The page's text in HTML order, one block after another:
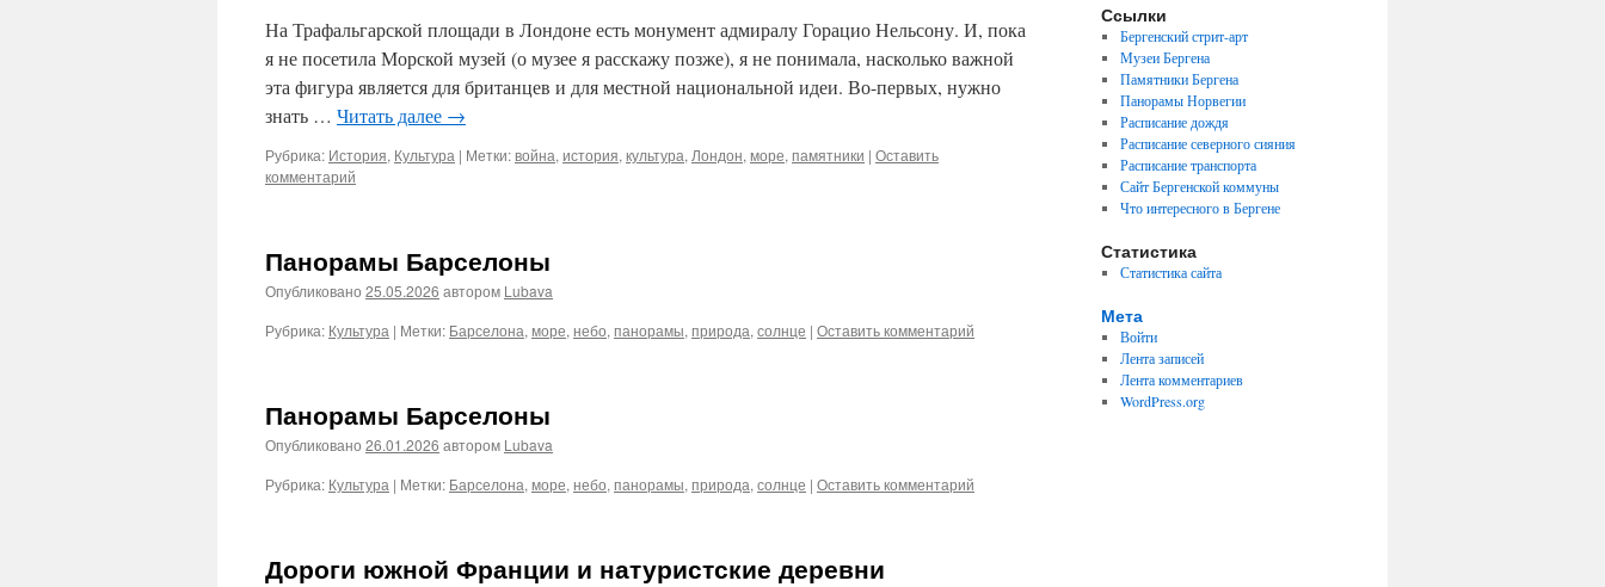
На Трафальгарской площади в Лондоне есть монумент адмиралу Горацио Нельсону. И, пока
я не посетила Морской музей (о музее я расскажу позже), я не понимала, насколько важной
эта фигура является для британцев и для местной национальной идеи. Во-первых, нужно
знать … Читать далее →
Рубрика: История, Культура | Метки:война, история, культура, Лондон, море, памятники | Оставить
комментарий
Панорамы Барселоны
Опубликовано 25.05.2026 автором Lubava
Рубрика: Культура | Метки: Барселона, море, небо, панорамы, природа, солнце | Оставить комментарий
Панорамы Барселоны
Опубликовано 26.01.2026 автором Lubava
Рубрика: Культура | Метки: Барселона, море, небо, панорамы, природа, солнце | Оставить комментарий
Дороги южной Франции и натуристские деревни
Ссылки
Бергенский стрит-арт
Музеи Бергена
Памятники Бергена
Панорамы Норвегии
Расписание дождя
Расписание северного сияния
Расписание транспорта
Сайт Бергенской коммуны
Что интересного в Бергене
Статистика
Статистика сайта
Мета
Войти
Лента записей
Лента комментариев
WordPress.org